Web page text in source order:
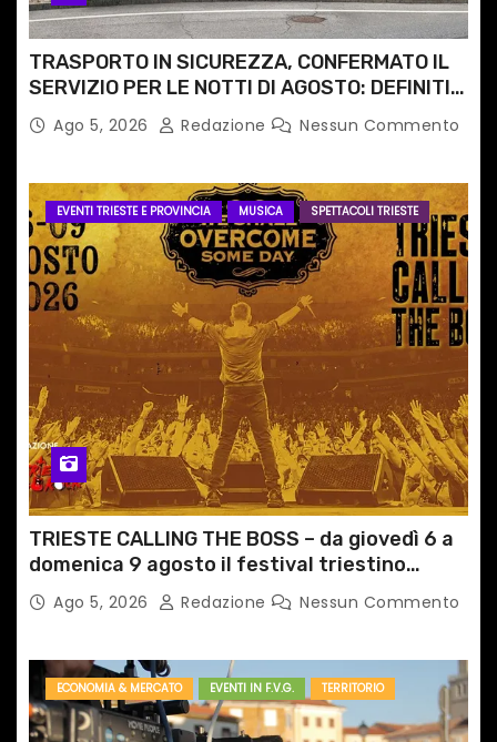
TRASPORTO IN SICUREZZA, CONFERMATO IL
SERVIZIO PER LE NOTTI DI AGOSTO: DEFINITI
PERCORSI, FERMATE E ORARIO
Ago 5, 2026 Redazione Nessun Commento
EVENTI TRIESTE E PROVINCIA MUSICA SPETTACOLI TRIESTE
TRIESTE CALLING THE BOSS – da giovedì 6 a
domenica 9 agosto il festival triestino
dedicato a Springsteen
Ago 5, 2026 Redazione Nessun Commento
ECONOMIA & MERCATO EVENTI IN F.V.G. TERRITORIO